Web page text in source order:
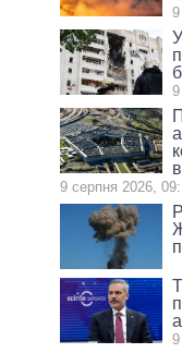
9 серпня 2026,